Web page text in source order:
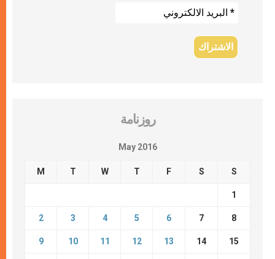
روزنامة
May 2016
M T W T F S S
1
2 3 4 5 6 7 8
9 10 11 12 13 14 15